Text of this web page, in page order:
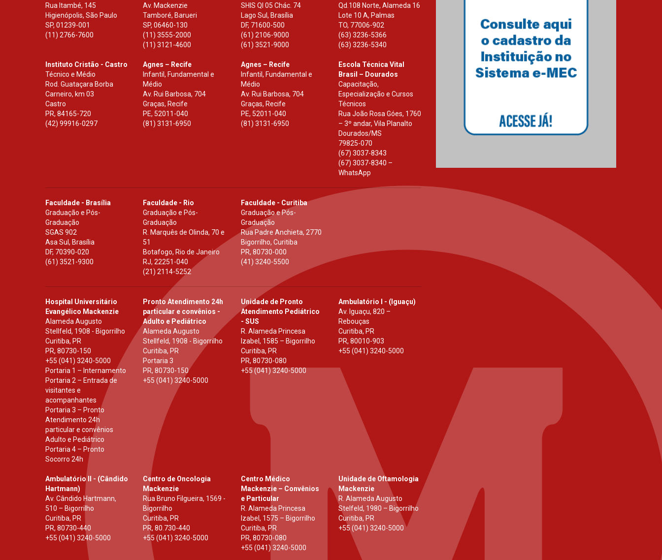
Rua Itambé, 145
Higienópolis, São Paulo
SP, 01239-001
(11) 2766-7600
Av. Mackenzie
Tamboré, Barueri
SP,06460-130
(11) 3555-2000
(11) 3121-4600
SHIS Ql 05 Chác. 74
Lago Sul, Brasília
DF, 71600-500
(61) 2106-9000
(61) 3521-9000
Qd.108 Norte, Alameda 16
Lote 10 A, Palmas
TO, 77006-902
(63) 3236-5366
(63) 3236-5340
Instituto Cristão - Castro
Técnico e Médio
Rod. Guataçara Borba
Carneiro, km 03
Castro
PR, 84165-720
(42) 99916-0297
Agnes – Recife
Infantil, Fundamental e
Médio
Av. Rui Barbosa, 704
Graças, Recife
PE, 52011-040
(81) 3131-6950
Agnes – Recife
Infantil, Fundamental e
Médio
Av. Rui Barbosa, 704
Graças, Recife
PE, 52011-040
(81) 3131-6950
Escola Técnica Vital
Brasil – Dourados
Capacitação,
Especialização e Cursos
Técnicos
Rua João Rosa Góes, 1760
– 3º andar, Vila Planalto
Dourados/MS
79825-070
(67) 3037-8343
(67) 3037-8340 –
WhatsApp
Faculdade - Brasília
Graduação e Pós-
Graduação
SGAS 902
Asa Sul, Brasília
DF, 70390-020
(61) 3521-9300
Faculdade - Rio
Graduação e Pós-
Graduação
R. Marquês de Olinda, 70 e
51
Botafogo, Rio de Janeiro
RJ,22251-040
(21) 2114-5252
Faculdade - Curitiba
Graduação e Pós-
Graduação
Rua Padre Anchieta, 2770
Bigorrilho, Curitiba
PR, 80730-000
(41) 3240-5500
Hospital Universitário
Evangélico Mackenzie
Alameda Augusto
Stellfeld, 1908 - Bigorrilho
Curitiba, PR
PR, 80730-150
+55 (041) 3240-5000
Portaria 1 – Internamento
Portaria 2 – Entrada de
visitantes e
acompanhantes
Portaria 3 – Pronto
Atendimento 24h
particular e convênios
Adulto e Pediátrico
Portaria 4 – Pronto
Socorro 24h
Pronto Atendimento 24h
particular e convênios -
Adulto e Pediátrico
Alameda Augusto
Stellfeld, 1908 - Bigorrilho
Curitiba, PR
Portaria 3
PR,80730-150
+55 (041) 3240-5000
Unidade de Pronto
Atendimento Pediátrico
- SUS
R. Alameda Princesa
Izabel, 1585 – Bigorrilho
Curitiba, PR
PR, 80730-080
+55 (041) 3240-5000
Ambulatório I - (Iguaçu)
Av. Iguaçu, 820 –
Rebouças
Curitiba, PR
PR, 80010-903
+55 (041) 3240-5000
Ambulatório II - (Cândido
Hartmann)
Av. Cândido Hartmann,
510 – Bigorrilho
Curitiba, PR
PR, 80730-440
+55 (041) 3240-5000
Centro de Oncologia
Mackenzie
Rua Bruno Filgueira, 1569 -
Bigorrilho
Curitiba, PR
PR,80.730-440
+55 (041) 3240-5000
Centro Médico
Mackenzie – Convênios
e Particular
R. Alameda Princesa
Izabel, 1575 – Bigorrilho
Curitiba, PR
PR, 80730-080
+55 (041) 3240-5000
Unidade de Oftamologia
Mackenzie
R. Alameda Augusto
Stelfeld, 1980 – Bigorrilho
Curitiba, PR
+55 (041) 3240-5000